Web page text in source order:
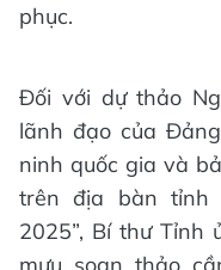
phục.
Đối với dự thảo
lãnh đạo của
ninh quốc gia và
trên địa bàn tỉnh
2025”, Bí thư Tỉnh
mưu soạn thảo